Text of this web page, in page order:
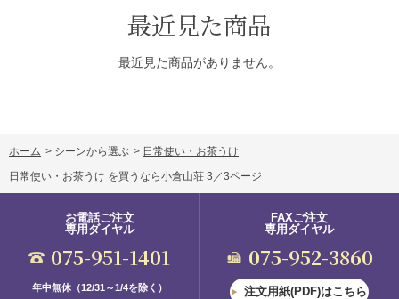
最近見た商品
最近見た商品がありません。
ホーム > シーンから選ぶ > 日常使い・お茶うけ
日常使い・お茶うけ を買うなら小倉山荘 3／3ページ
お電話ご注文
専用ダイヤル
075-951-1401
年中無休（12/31～1/4を除く）
FAXご注文
専用ダイヤル
075-952-3860
注文用紙(PDF)はこちら